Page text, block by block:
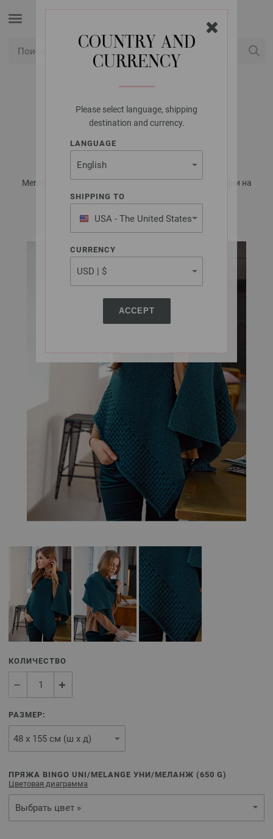
COUNTRY AND
CURRENCY
Please select language, shipping
destination and currency.
LANGUAGE
SHIPPING TO
USA - The United States
of America
CURRENCY
ACCEPT
LANA GROSSA
ПОНЧО BINGO
Merino Edition No. 1 - Журнал на немецком, инструкции на
русском языке | Модель 15
КОЛИЧЕСТВО
РАЗМЕР:
ПРЯЖА BINGO UNI/MELANGE УНИ/МЕЛАНЖ (650 G)
Цветовая диаграмма
Выбрать цвет »